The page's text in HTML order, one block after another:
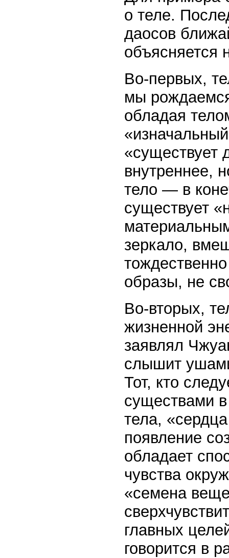
о теле.
даосов
объясняется
Во-первых,
мы
обладая
«существует
внутреннее,
тело — в
существует
зеркало,
образы, не
Во-вторых,
жизненной
заявлял
слышит
Тот, кто
существами в
тела,
появление
обладает
чувства
«семена
главных
говорится в